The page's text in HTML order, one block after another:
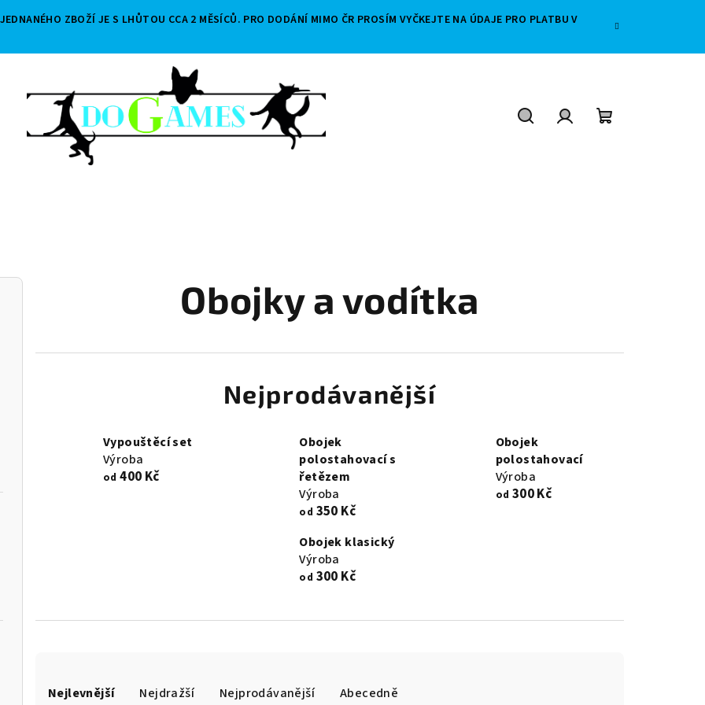
ZBOŽÍ JE S LHŮTOU CCA 2 MĚSÍCŮ. PRO DODÁNÍ MIMO ČR PROSÍM VYČKEJTE NA ÚDAJE PRO PLATBU V
Obojky a vodítka
Nejprodávanější
Vypouštěcí set
Výroba
od 400 Kč
Obojek
polostahovací s
řetězem
Výroba
od 350 Kč
Obojek
polostahovací
Výroba
od 300 Kč
Obojek klasický
Výroba
od 300 Kč
Nejlevnější Nejdražší Nejprodávanější Abecedně